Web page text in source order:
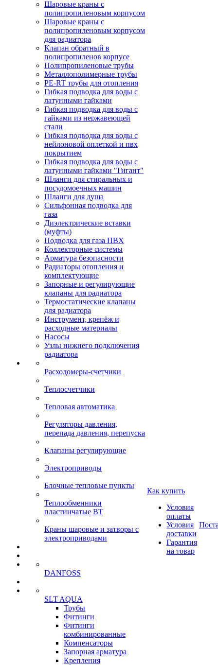
Шаровые краны с
полипропиленовым корпусом
Шаровые краны с
полипропиленовым корпусом
для радиатора
Клапан обратный в
полипропиленов корпусе
Полипропиленовые трубы
Металлополимерные трубы
PE-RT трубы для отопления
Гибкая подводка для воды с
латунными гайками
Гибкая подводка для воды с
гайками из нержавеющей
стали
Гибкая подводка для воды с
нейлоновой оплеткой и пвх
покрытием
Гибкая подводка для воды с
латунными гайками "Гигант"
Шланги для стиральных и
посудомоечных машин
Шланги для душа
Сильфонная подводка для
газа
Диэлектрические вставки
(муфты)
Подводка для газа ПВХ
Коллекторные системы
Арматура безопасности
Радиаторы отопления и
комплектующие
Запорные и регулирующие
клапаны для радиатора
Термостатические клапаны
для радиатора
Инструмент, крепёж и
расходные материалы
Насосы
Узлы нижнего подключения
радиатора
Расходомеры-счетчики
Теплосчетчики
Тепловая автоматика
Регуляторы давления,
перепада давления, перепуска
Клапаны регулирующие
Электроприводы
Блочные тепловые пункты
Теплообменники
пластинчатые ВТ
Краны шаровые и затворы с
электроприводами
DANFOSS
SLT AQUA
Трубы
Фитинги
Фитинги
комбинированные
Компенсаторы
Запорная арматура
Крепления
Как купить
Условия
оплаты
Условия
доставки
Гарантия
на товар